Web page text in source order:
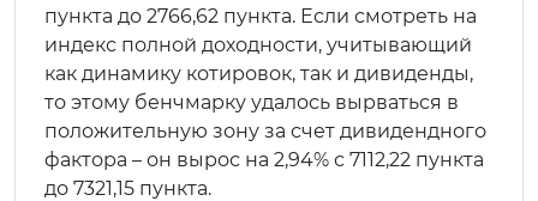
пункта до 2766,62 пункта. Если смотреть на
индекс полной доходности, учитывающий
как динамику котировок, так и дивиденды,
то этому бенчмарку удалось вырваться в
положительную зону за счет дивидендного
фактора – он вырос на 2,94% с 7112,22 пункта
до 7321,15 пункта.